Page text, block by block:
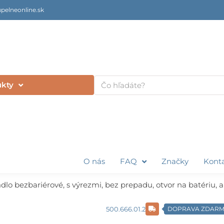
Vyhľadať
O nás FAQ Značky
bezbariérové, s výrezmi, bez prepadu, otvor na batériu,
500.666.01.2 DOPRAVA